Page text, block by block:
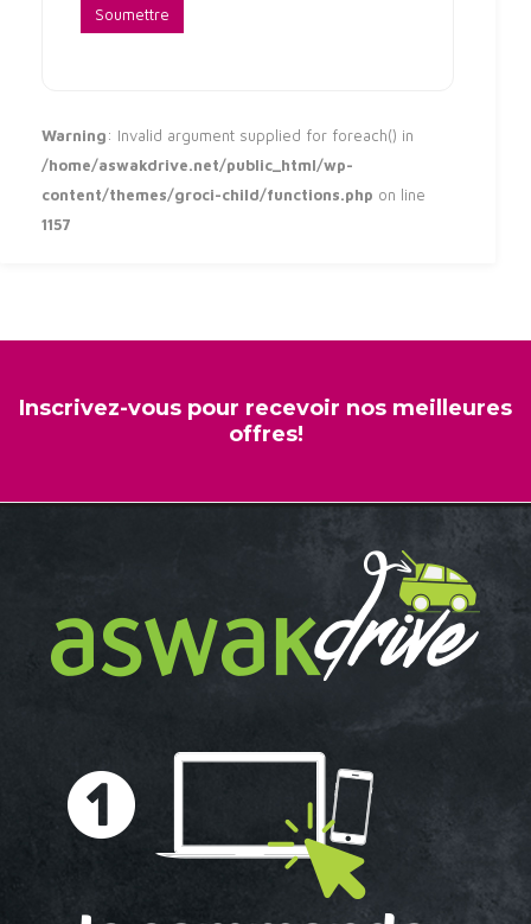
Warning: Invalid argument supplied for foreach() in
/home/aswakdrive.net/public_html/wp-
content/themes/groci-child/functions.php on line
1157
Inscrivez-vous pour recevoir nos meilleures
offres!